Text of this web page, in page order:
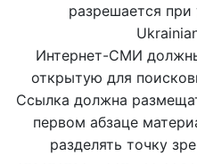
разрешается
Интернет-СМИ
открытую для
Ссылка должна
первом абзаце
разделять точку